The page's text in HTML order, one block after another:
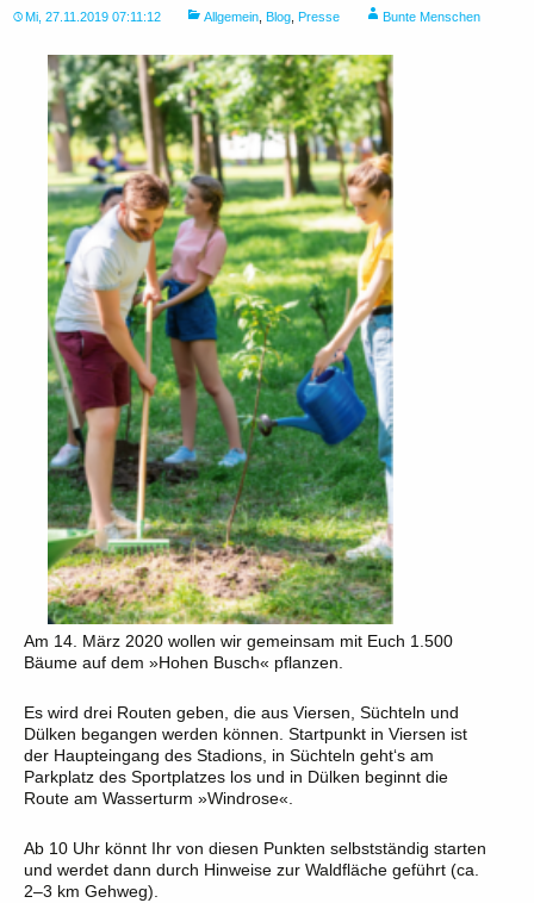
Mi, 27.11.2019 07:11:12 Allgemein, Blog, Presse Bunte Menschen
Am 14. März 2020 wollen wir gemeinsam mit Euch 1.500
Bäume auf dem »Hohen Busch« pflanzen.
Es wird drei Routen geben, die aus Viersen, Süchteln und
Dülken begangen werden können. Startpunkt in Viersen ist
der Haupteingang des Stadions, in Süchteln geht‘s am
Parkplatz des Sportplatzes los und in Dülken beginnt die
Route am Wasserturm »Windrose«.
Ab 10 Uhr könnt Ihr von diesen Punkten selbstständig starten
und werdet dann durch Hinweise zur Waldfläche geführt (ca.
2–3 km Gehweg).